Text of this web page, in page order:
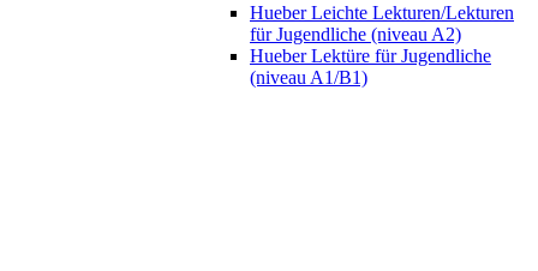
Hueber Leichte Lekturen/Lekturen
für Jugendliche (niveau A2)
Hueber Lektüre für Jugendliche
(niveau A1/B1)